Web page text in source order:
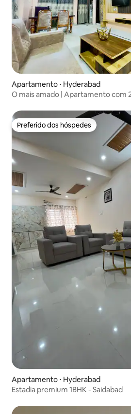
Apartamento ⋅ Hyderabad
O mais amado | Apartamento com
Preferido dos hóspedes
Preferido dos hóspedes
Apartamento ⋅ Hyderabad
Estadia premium 1BHK - Saidabad